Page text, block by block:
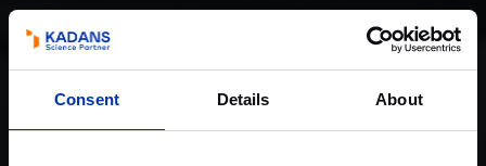
Consent Details About